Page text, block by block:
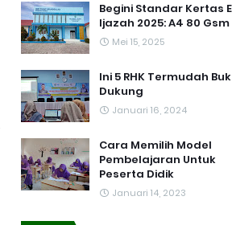
Begini Standar Kertas
Ijazah 2025: A4 80 Gsm
Mei 15, 2025
Ini 5 RHK Termudah
Dukung
Januari 16, 2024
Cara Memilih Model
Pembelajaran Untuk
Peserta Didik
Januari 14, 2023